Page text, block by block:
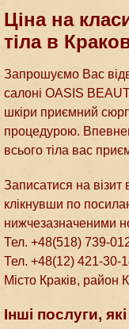
Ціна на
тіла в
Запрошуємо Вас
салоні OASIS
шкіри приємний
процедурою.
всього тіла вас
Записатися на
клікнувши по
нижчезазначеними
Тел. +48(518) 739-
Тел. +48(12) 421-30-
Місто Краків, район
Інші послуги,